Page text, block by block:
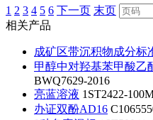
1 2 3 4 5 6 下一页 末页
相关产品
成矿区带沉积物成分标
甲醇中对羟基苯甲酸乙
BWQ7629-2016
亮蓝溶液 1ST2422-
办证双酚AD16